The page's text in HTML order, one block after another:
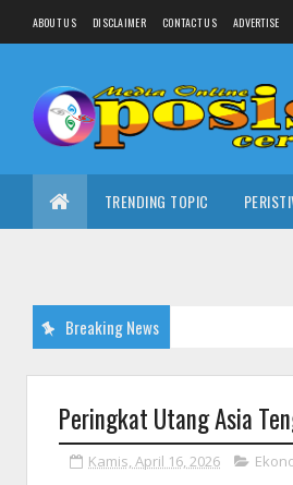
ABOUT US DISCLAIMER CONTACT US ADVERTISE
TRENDING TOPIC
Breaking News
Peringkat Utang Asia
Kamis, April 16, 2026